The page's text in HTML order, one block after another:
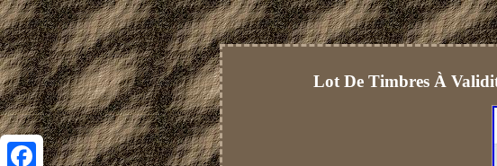
Lot De Timbres À